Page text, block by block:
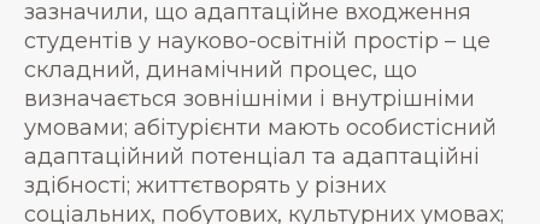
зазначили, що адаптаційне входження
студентів у науково-освітній простір – це
складний, динамічний процес, що
визначається зовнішніми і внутрішніми
умовами; абітурієнти мають особистісний
адаптаційний потенціал та адаптаційні
здібності; життєтворять у різних
соціальних, побутових, культурних умовах;